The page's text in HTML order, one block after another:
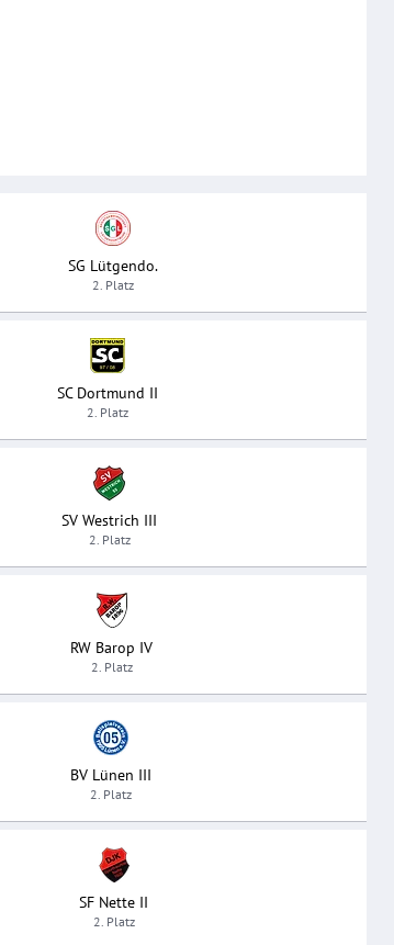
SG Lütgendo.
2. Platz
SC Dortmund II
2. Platz
SV Westrich III
2. Platz
RW Barop IV
2. Platz
BV Lünen III
2. Platz
SF Nette II
2. Platz